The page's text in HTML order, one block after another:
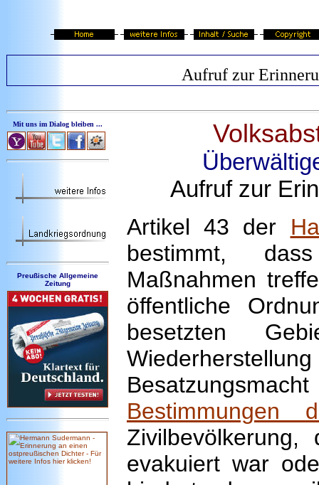
Aufruf zur
Mit uns im Dialog bleiben ...
Preußische Allgemeine
Zeitung
Aufruf zur
Artikel 43 der
bestimmt,
Maßnahmen
öffentliche
besetzten
Bestimmungen
evakuiert war